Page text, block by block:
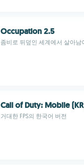
Occupation 2.5
좀비로 뒤덮인 세계에서 살아남
Call of Duty: Mobile
거대한 FPS의 한국어 버전